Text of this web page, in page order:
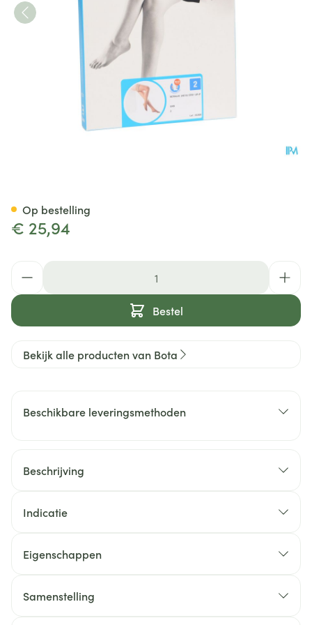
€ 25,94
Bestel
Op bestelling
Bekijk alle producten van Bota
Beschikbare leveringsmethoden
Beschrijving
Indicatie
Eigenschappen
Samenstelling